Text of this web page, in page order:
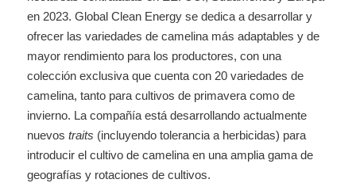
en 2023. Global Clean Energy se dedica a desarrollar y
ofrecer las variedades de camelina más adaptables y de
mayor rendimiento para los productores, con una
colección exclusiva que cuenta con 20 variedades de
camelina, tanto para cultivos de primavera como de
invierno. La compañía está desarrollando actualmente
nuevos traits (incluyendo tolerancia a herbicidas) para
introducir el cultivo de camelina en una amplia gama de
geografías y rotaciones de cultivos.